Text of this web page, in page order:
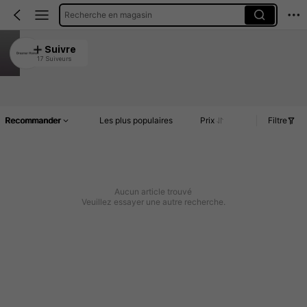
Recherche en magasin
Dreamer Home
4.89
Suivre
17 Suiveurs
Recommander Les plus populaires Prix Filtre
Aucun article trouvé
Veuillez essayer une autre recherche.